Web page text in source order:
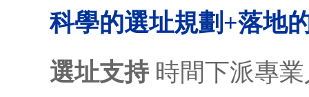
科學的選址規劃+落地
選址支持 時間下派專